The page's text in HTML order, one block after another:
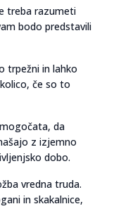
treba razumeti
bodo predstavili
trpežni in lahko
če so to
da
z izjemno
dobo.
vredna truda.
in skakalnice,